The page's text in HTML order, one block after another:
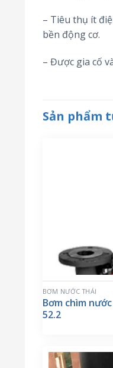
– Tiêu thụ ít
bền động cơ.
– Được gia cố
Sản phẩm
BƠM NƯỚC THẢI
Bơm chìm
52.2